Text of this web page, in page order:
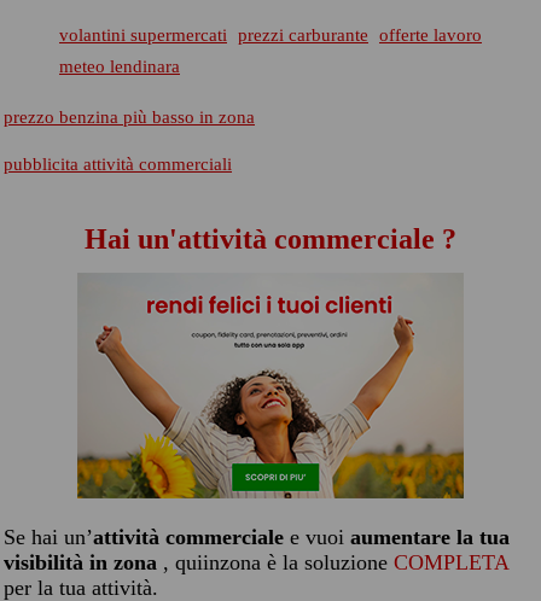
volantini supermercati prezzi carburante
offerte lavoro
meteo lendinara
prezzo benzina più basso in zona
pubblicita attività commerciali
Hai un'attività commerciale ?
Se hai un’attività commerciale e vuoi aumentare la tua
visibilità in zona , quiinzona è la soluzione COMPLETA
per la tua attività.